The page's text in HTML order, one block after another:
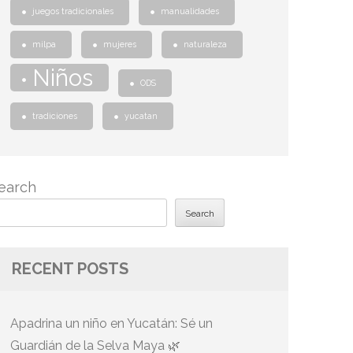
juegos tradicionales manualidades
milpa mujeres naturaleza
Niños ODS
tradiciones yucatan
Search
RECENT POSTS
Apadrina un niño en Yucatán: Sé un
Guardián de la Selva Maya 🌿